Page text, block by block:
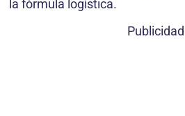
la fórmula logística.
Publicidad